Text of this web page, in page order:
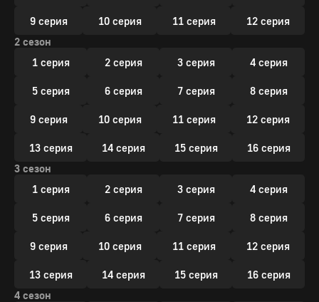
9 серия 10 серия 11 серия
12 серия
2 сезон
1 серия
2 серия 3 серия 4 серия
5 серия 6 серия 7 серия 8 серия
9 серия 10 серия 11 серия 12 серия
13 серия 14 серия 15 серия
16 серия
3 сезон
1 серия
2 серия 3 серия 4 серия
5 серия 6 серия 7 серия 8 серия
9 серия 10 серия 11 серия 12 серия
13 серия 14 серия 15 серия
16 серия
4 сезон